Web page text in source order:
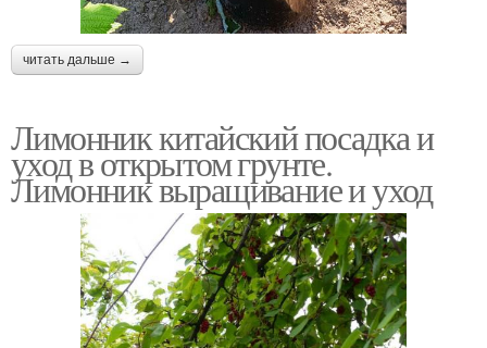
читать дальше →
Лимонник китайский посадка и
уход в открытом грунте.
Лимонник выращивание и уход